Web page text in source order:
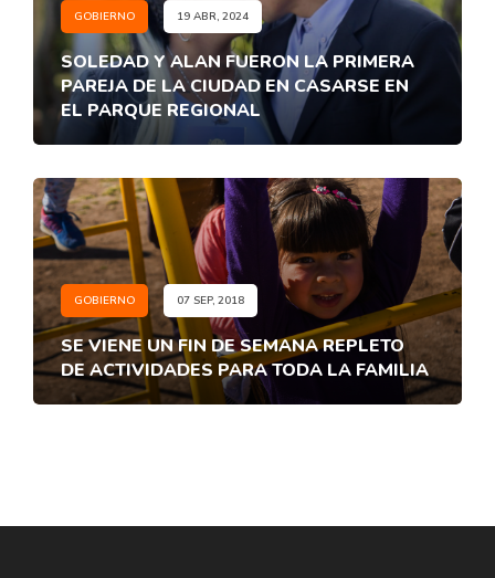
GOBIERNO 19 ABR, 2024
SOLEDAD Y ALAN FUERON LA PRIMERA
PAREJA DE LA CIUDAD EN CASARSE EN
EL PARQUE REGIONAL
GOBIERNO 07 SEP, 2018
SE VIENE UN FIN DE SEMANA REPLETO
DE ACTIVIDADES PARA TODA LA FAMILIA